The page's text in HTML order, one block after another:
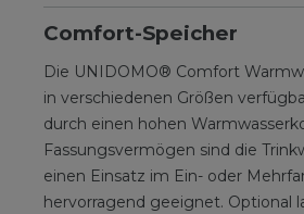
Comfort-Speicher
Die UNIDOMO® Comfort
in verschiedenen Größen
durch einen hohen
Fassungsvermögen sind die
einen Einsatz im Ein- oder
hervorragend geeignet. Optional